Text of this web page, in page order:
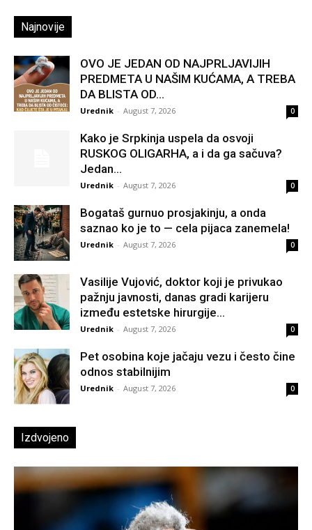
Najnovije
OVO JE JEDAN OD NAJPRLJAVIJIH
PREDMETA U NAŠIM KUĆAMA, A TREBA
DA BLISTA OD...
Urednik - August 7, 2026 0
Kako je Srpkinja uspela da osvoji
RUSKOG OLIGARHA, a i da ga sačuva?
Jedan...
Urednik - August 7, 2026 0
Bogataš gurnuo prosjakinju, a onda
saznao ko je to — cela pijaca zanemela!
Urednik - August 7, 2026 0
Vasilije Vujović, doktor koji je privukao
pažnju javnosti, danas gradi karijeru
između estetske hirurgije...
Urednik - August 7, 2026 0
Pet osobina koje jačaju vezu i često čine
odnos stabilnijim
Urednik - August 7, 2026 0
Izdvojeno